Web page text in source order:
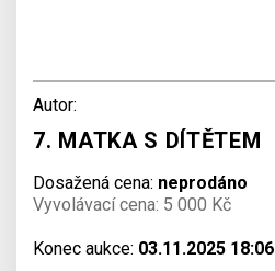
Autor:
7. MATKA S DÍTĚTEM
Dosažená cena: neprodáno
Vyvolávací cena: 5 000 Kč
Konec aukce: 03.11.2025 18:06